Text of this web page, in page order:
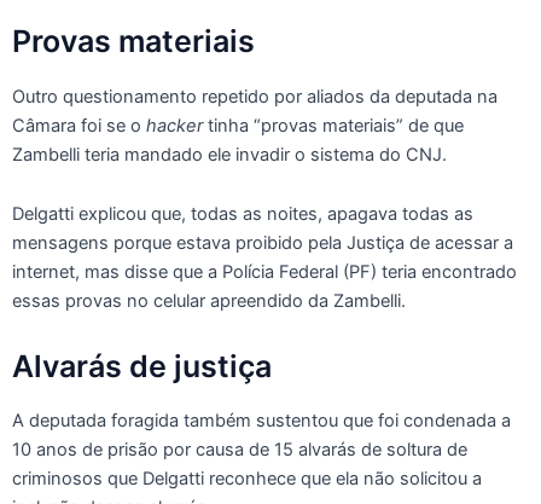
Provas materiais
Outro questionamento repetido por aliados da deputada na
Câmara foi se o hackertinha “provas materiais” de que
Zambelli teria mandado ele invadir o sistema do CNJ.
Delgatti explicou que, todas as noites, apagava todas as
mensagens porque estava proibido pela Justiça de acessar a
internet, mas disse que a Polícia Federal (PF) teria encontrado
essas provas no celular apreendido da Zambelli.
Alvarás de justiça
A deputada foragida também sustentou que foi condenada a
10 anos de prisão por causa de 15 alvarás de soltura de
criminosos que Delgatti reconhece que ela não solicitou a